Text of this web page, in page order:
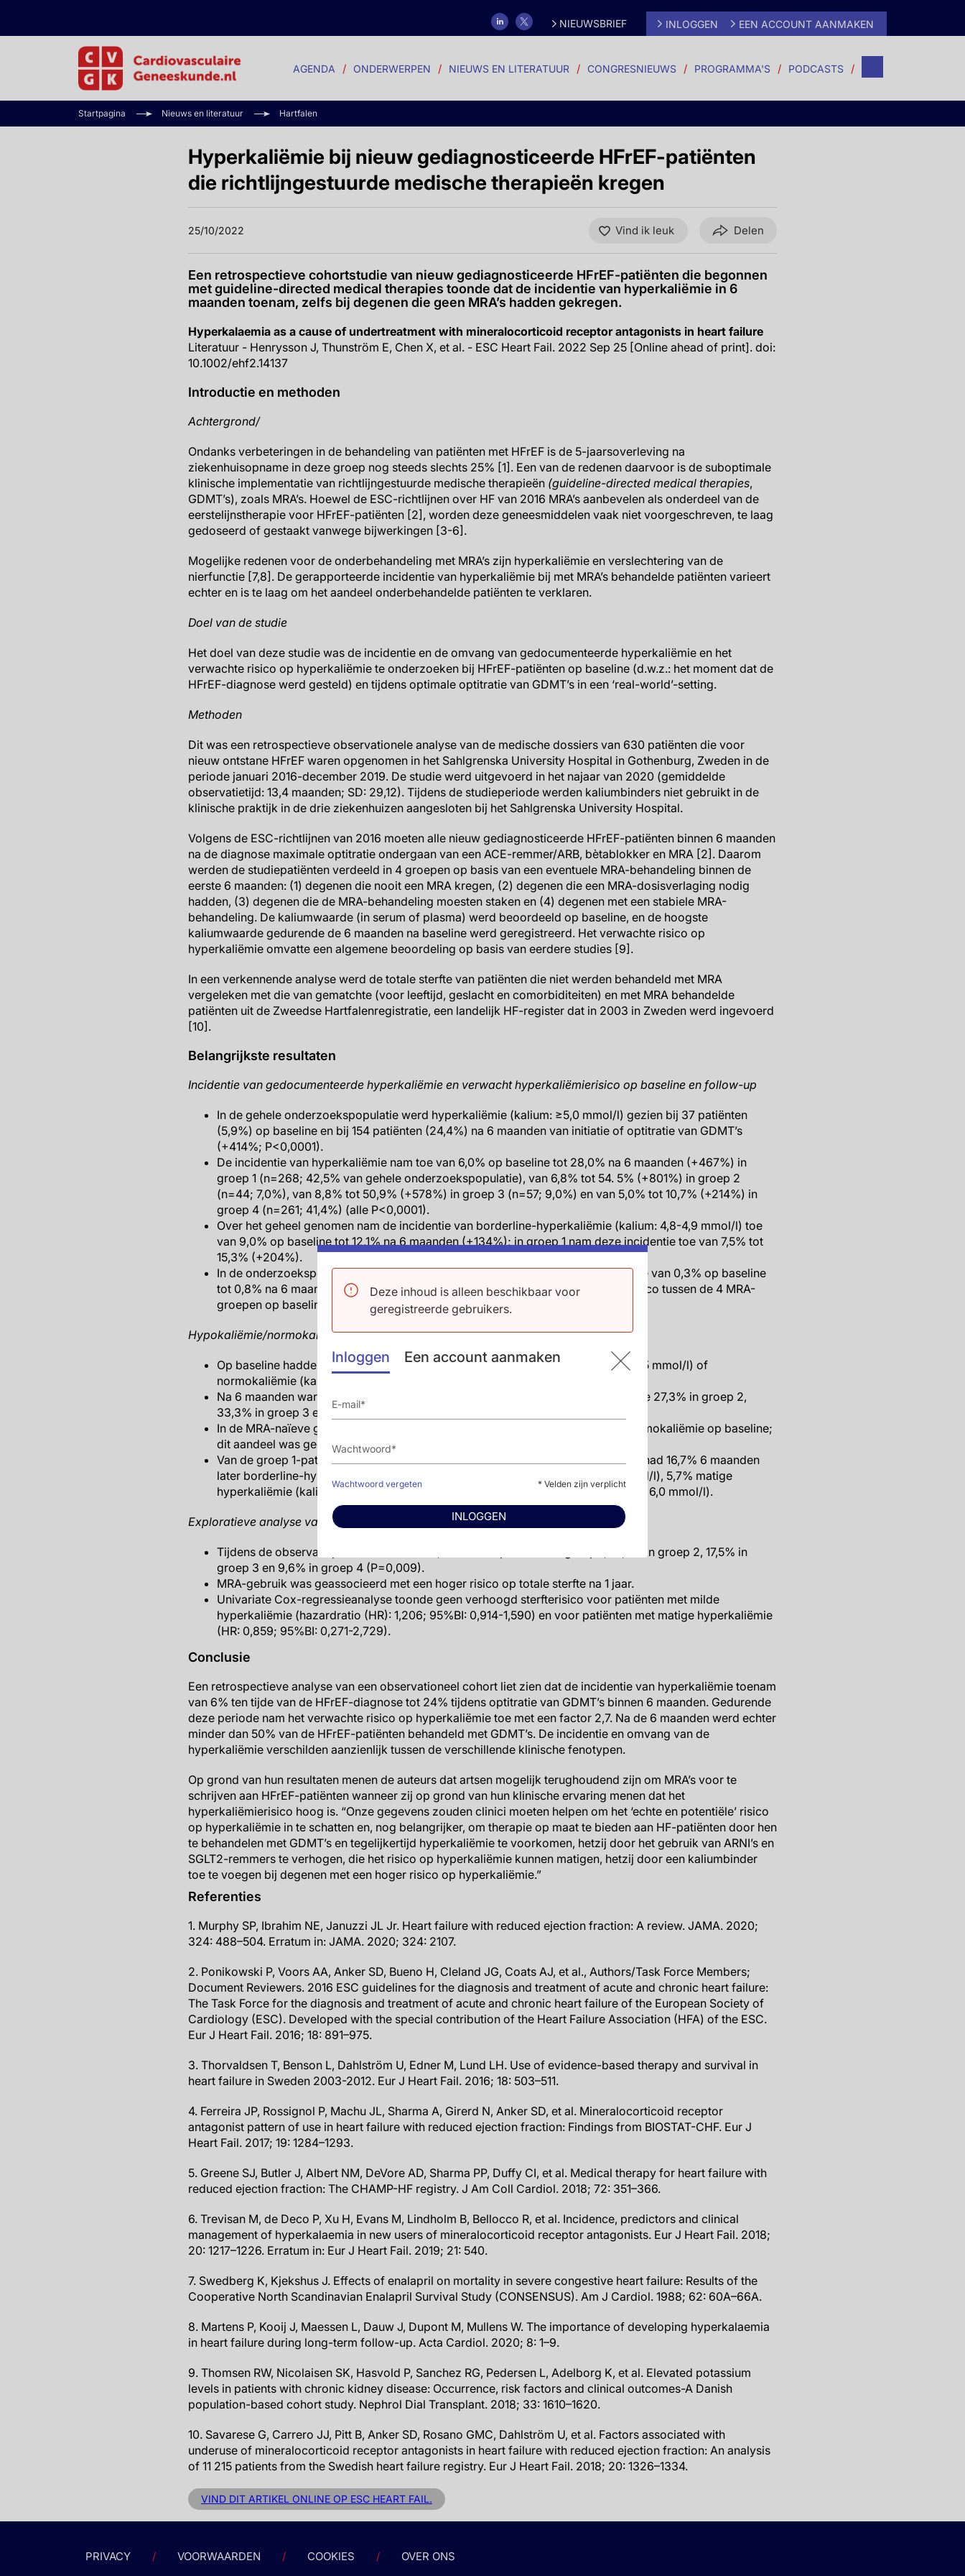
Deze inhoud is alleen beschikbaar voor
geregistreerde gebruikers.
Inloggen Een account aanmaken
Wachtwoord vergeten * Velden zijn verplicht
INLOGGEN
NIEUWSBRIEF INLOGGEN EEN ACCOUNT AANMAKEN
AGENDA ONDERWERPEN NIEUWS EN LITERATUUR CONGRESNIEUWS PROGRAMMA'S PODCASTS
Startpagina Nieuws en literatuur Hartfalen
Hyperkaliëmie bij nieuw gediagnosticeerde HFrEF-patiënten
die richtlijngestuurde medische therapieën kregen
25/10/2022 Vind ik leuk Delen
Een retrospectieve cohortstudie van nieuw gediagnosticeerde HFrEF-patiënten die begonnen
met guideline-directed medical therapies toonde dat de incidentie van hyperkaliëmie in 6
maanden toenam, zelfs bij degenen die geen MRA’s hadden gekregen.
Hyperkalaemia as a cause of undertreatment with mineralocorticoid receptor antagonists in heart failure
Literatuur - Henrysson J, Thunström E, Chen X, et al. - ESC Heart Fail. 2022 Sep 25 [Online ahead of print]. doi:
10.1002/ehf2.14137
Introductie en methoden
Achtergrond/
Ondanks verbeteringen in de behandeling van patiënten met HFrEF is de 5-jaarsoverleving na
ziekenhuisopname in deze groep nog steeds slechts 25% [1]. Een van de redenen daarvoor is de suboptimale
klinische implementatie van richtlijngestuurde medische therapieën (guideline-directed medical therapies,
GDMT’s), zoals MRA’s. Hoewel de ESC-richtlijnen over HF van 2016 MRA’s aanbevelen als onderdeel van de
eerstelijnstherapie voor HFrEF-patiënten [2], worden deze geneesmiddelen vaak niet voorgeschreven, te laag
gedoseerd of gestaakt vanwege bijwerkingen [3-6].
Mogelijke redenen voor de onderbehandeling met MRA’s zijn hyperkaliëmie en verslechtering van de
nierfunctie [7,8]. De gerapporteerde incidentie van hyperkaliëmie bij met MRA’s behandelde patiënten varieert
echter en is te laag om het aandeel onderbehandelde patiënten te verklaren.
Doel van de studie
Het doel van deze studie was de incidentie en de omvang van gedocumenteerde hyperkaliëmie en het
verwachte risico op hyperkaliëmie te onderzoeken bij HFrEF-patiënten op baseline (d.w.z.: het moment dat de
HFrEF-diagnose werd gesteld) en tijdens optimale optitratie van GDMT’s in een ‘real-world’-setting.
Methoden
Dit was een retrospectieve observationele analyse van de medische dossiers van 630 patiënten die voor
nieuw ontstane HFrEF waren opgenomen in het Sahlgrenska University Hospital in Gothenburg, Zweden in de
periode januari 2016-december 2019. De studie werd uitgevoerd in het najaar van 2020 (gemiddelde
observatietijd: 13,4 maanden; SD: 29,12). Tijdens de studieperiode werden kaliumbinders niet gebruikt in de
klinische praktijk in de drie ziekenhuizen aangesloten bij het Sahlgrenska University Hospital.
Volgens de ESC-richtlijnen van 2016 moeten alle nieuw gediagnosticeerde HFrEF-patiënten binnen 6 maanden
na de diagnose maximale optitratie ondergaan van een ACE-remmer/ARB, bètablokker en MRA [2]. Daarom
werden de studiepatiënten verdeeld in 4 groepen op basis van een eventuele MRA-behandeling binnen de
eerste 6 maanden: (1) degenen die nooit een MRA kregen, (2) degenen die een MRA-dosisverlaging nodig
hadden, (3) degenen die de MRA-behandeling moesten staken en (4) degenen met een stabiele MRA-
behandeling. De kaliumwaarde (in serum of plasma) werd beoordeeld op baseline, en de hoogste
kaliumwaarde gedurende de 6 maanden na baseline werd geregistreerd. Het verwachte risico op
hyperkaliëmie omvatte een algemene beoordeling op basis van eerdere studies [9].
In een verkennende analyse werd de totale sterfte van patiënten die niet werden behandeld met MRA
vergeleken met die van gematchte (voor leeftijd, geslacht en comorbiditeiten) en met MRA behandelde
patiënten uit de Zweedse Hartfalenregistratie, een landelijk HF-register dat in 2003 in Zweden werd ingevoerd
[10].
Belangrijkste resultaten
Incidentie van gedocumenteerde hyperkaliëmie en verwacht hyperkaliëmierisico op baseline en follow-up
In de gehele onderzoekspopulatie werd hyperkaliëmie (kalium: ≥5,0 mmol/l) gezien bij 37 patiënten
(5,9%) op baseline en bij 154 patiënten (24,4%) na 6 maanden van initiatie of optitratie van GDMT’s
(+414%; P<0,0001).
De incidentie van hyperkaliëmie nam toe van 6,0% op baseline tot 28,0% na 6 maanden (+467%) in
groep 1 (n=268; 42,5% van gehele onderzoekspopulatie), van 6,8% tot 54. 5% (+801%) in groep 2
(n=44; 7,0%), van 8,8% tot 50,9% (+578%) in groep 3 (n=57; 9,0%) en van 5,0% tot 10,7% (+214%) in
groep 4 (n=261; 41,4%) (alle P<0,0001).
Over het geheel genomen nam de incidentie van borderline-hyperkaliëmie (kalium: 4,8-4,9 mmol/l) toe
van 9,0% op baseline tot 12,1% na 6 maanden (+134%); in groep 1 nam deze incidentie toe van 7,5% tot
15,3% (+204%).
In de onderzoekspopulatie als geheel nam het verwachte hyperkaliëmierisico toe van 0,3% op baseline
tot 0,8% na 6 maanden (+267%); er waren geen significante verschillen in dit risico tussen de 4 MRA-
groepen op baseline of na 6 maanden.
Hypokaliëmie/normokaliëmie op baseline en hyperkaliëmie bij follow-up
Op baseline hadden 536 van de 630 patiënten (85,1%) hypokaliëmie (kalium:<3,5 mmol/l) of
normokaliëmie (kalium: <4,8 mmol/l).
Na 6 maanden waren de percentages patiënten met hypokaliëmie/normokaliëmie 27,3% in groep 2,
33,3% in groep 3 en 70,9% in groep 4.
In de MRA-naïeve groep (groep 1) had 87,5% van de patiënten hypokaliëmie/normokaliëmie op baseline;
dit aandeel was gedaalde tot 47,8% na 6 maanden.
Van de groep 1-patiënten met hypokaliëmie/normokaliëmie op baseline (87,5%) had 16,7% 6 maanden
later borderline-hyperkaliëmie, 22,4% lichte hyperkaliëmie (kalium: 5,0-5,4 mmol/l), 5,7% matige
hyperkaliëmie (kalium: 5,5-5,9 mmol/l) en 0,9% ernstige hyperkaliëmie (kalium: ≥6,0 mmol/l).
Exploratieve analyse van totale sterfte na 1 jaar
Tijdens de observatieperiode overleed 14,2% van de patiënten in groep 1, 27,2% in groep 2, 17,5% in
groep 3 en 9,6% in groep 4 (P=0,009).
MRA-gebruik was geassocieerd met een hoger risico op totale sterfte na 1 jaar.
Univariate Cox-regressieanalyse toonde geen verhoogd sterfterisico voor patiënten met milde
hyperkaliëmie (hazardratio (HR): 1,206; 95%BI: 0,914-1,590) en voor patiënten met matige hyperkaliëmie
(HR: 0,859; 95%BI: 0,271-2,729).
Conclusie
Een retrospectieve analyse van een observationeel cohort liet zien dat de incidentie van hyperkaliëmie toenam
van 6% ten tijde van de HFrEF-diagnose tot 24% tijdens optitratie van GDMT’s binnen 6 maanden. Gedurende
deze periode nam het verwachte risico op hyperkaliëmie toe met een factor 2,7. Na de 6 maanden werd echter
minder dan 50% van de HFrEF-patiënten behandeld met GDMT’s. De incidentie en omvang van de
hyperkaliëmie verschilden aanzienlijk tussen de verschillende klinische fenotypen.
Op grond van hun resultaten menen de auteurs dat artsen mogelijk terughoudend zijn om MRA’s voor te
schrijven aan HFrEF-patiënten wanneer zij op grond van hun klinische ervaring menen dat het
hyperkaliëmierisico hoog is. “Onze gegevens zouden clinici moeten helpen om het ‘echte en potentiële’ risico
op hyperkaliëmie in te schatten en, nog belangrijker, om therapie op maat te bieden aan HF-patiënten door hen
te behandelen met GDMT’s en tegelijkertijd hyperkaliëmie te voorkomen, hetzij door het gebruik van ARNI’s en
SGLT2-remmers te verhogen, die het risico op hyperkaliëmie kunnen matigen, hetzij door een kaliumbinder
toe te voegen bij degenen met een hoger risico op hyperkaliëmie.”
Referenties
1. Murphy SP, Ibrahim NE, Januzzi JL Jr. Heart failure with reduced ejection fraction: A review. JAMA. 2020;
324: 488–504. Erratum in: JAMA. 2020; 324: 2107.
2. Ponikowski P, Voors AA, Anker SD, Bueno H, Cleland JG, Coats AJ, et al., Authors/Task Force Members;
Document Reviewers. 2016 ESC guidelines for the diagnosis and treatment of acute and chronic heart failure:
The Task Force for the diagnosis and treatment of acute and chronic heart failure of the European Society of
Cardiology (ESC). Developed with the special contribution of the Heart Failure Association (HFA) of the ESC.
Eur J Heart Fail. 2016; 18: 891–975.
3. Thorvaldsen T, Benson L, Dahlström U, Edner M, Lund LH. Use of evidence-based therapy and survival in
heart failure in Sweden 2003-2012. Eur J Heart Fail. 2016; 18: 503–511.
4. Ferreira JP, Rossignol P, Machu JL, Sharma A, Girerd N, Anker SD, et al. Mineralocorticoid receptor
antagonist pattern of use in heart failure with reduced ejection fraction: Findings from BIOSTAT-CHF. Eur J
Heart Fail. 2017; 19: 1284–1293.
5. Greene SJ, Butler J, Albert NM, DeVore AD, Sharma PP, Duffy CI, et al. Medical therapy for heart failure with
reduced ejection fraction: The CHAMP-HF registry. J Am Coll Cardiol. 2018; 72: 351–366.
6. Trevisan M, de Deco P, Xu H, Evans M, Lindholm B, Bellocco R, et al. Incidence, predictors and clinical
management of hyperkalaemia in new users of mineralocorticoid receptor antagonists. Eur J Heart Fail. 2018;
20: 1217–1226. Erratum in: Eur J Heart Fail. 2019; 21: 540.
7. Swedberg K, Kjekshus J. Effects of enalapril on mortality in severe congestive heart failure: Results of the
Cooperative North Scandinavian Enalapril Survival Study (CONSENSUS). Am J Cardiol. 1988; 62: 60A–66A.
8. Martens P, Kooij J, Maessen L, Dauw J, Dupont M, Mullens W. The importance of developing hyperkalaemia
in heart failure during long-term follow-up. Acta Cardiol. 2020; 8: 1–9.
9. Thomsen RW, Nicolaisen SK, Hasvold P, Sanchez RG, Pedersen L, Adelborg K, et al. Elevated potassium
levels in patients with chronic kidney disease: Occurrence, risk factors and clinical outcomes-A Danish
population-based cohort study. Nephrol Dial Transplant. 2018; 33: 1610–1620.
10. Savarese G, Carrero JJ, Pitt B, Anker SD, Rosano GMC, Dahlström U, et al. Factors associated with
underuse of mineralocorticoid receptor antagonists in heart failure with reduced ejection fraction: An analysis
of 11 215 patients from the Swedish heart failure registry. Eur J Heart Fail. 2018; 20: 1326–1334.
VIND DIT ARTIKEL ONLINE OP ESC HEART FAIL.
PRIVACY VOORWAARDEN COOKIES OVER ONS